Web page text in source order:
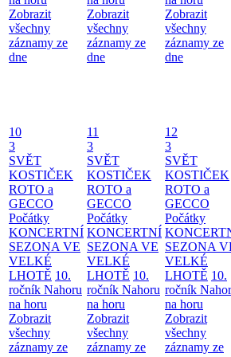
Zobrazit
všechny
záznamy ze
dne
Zobrazit
všechny
záznamy ze
dne
Zobrazit
všechny
záznamy ze
dne
10
3
SVĚT
KOSTIČEK
ROTO a
GECCO
Počátky
KONCERTNÍ
SEZONA VE
VELKÉ
LHOTĚ 10.
ročník Nahoru
na horu
Zobrazit
všechny
záznamy ze
11
3
SVĚT
KOSTIČEK
ROTO a
GECCO
Počátky
KONCERTNÍ
SEZONA VE
VELKÉ
LHOTĚ 10.
ročník Nahoru
na horu
Zobrazit
všechny
záznamy ze
12
3
SVĚT
KOSTIČEK
ROTO a
GECCO
Počátky
SEZONA
VELKÉ
LHOTĚ 10.
ročník
na horu
Zobrazit
všechny
záznamy ze